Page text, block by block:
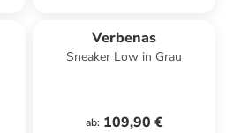
Verbenas
Sneaker Low in Grau
ab: 109,90 €